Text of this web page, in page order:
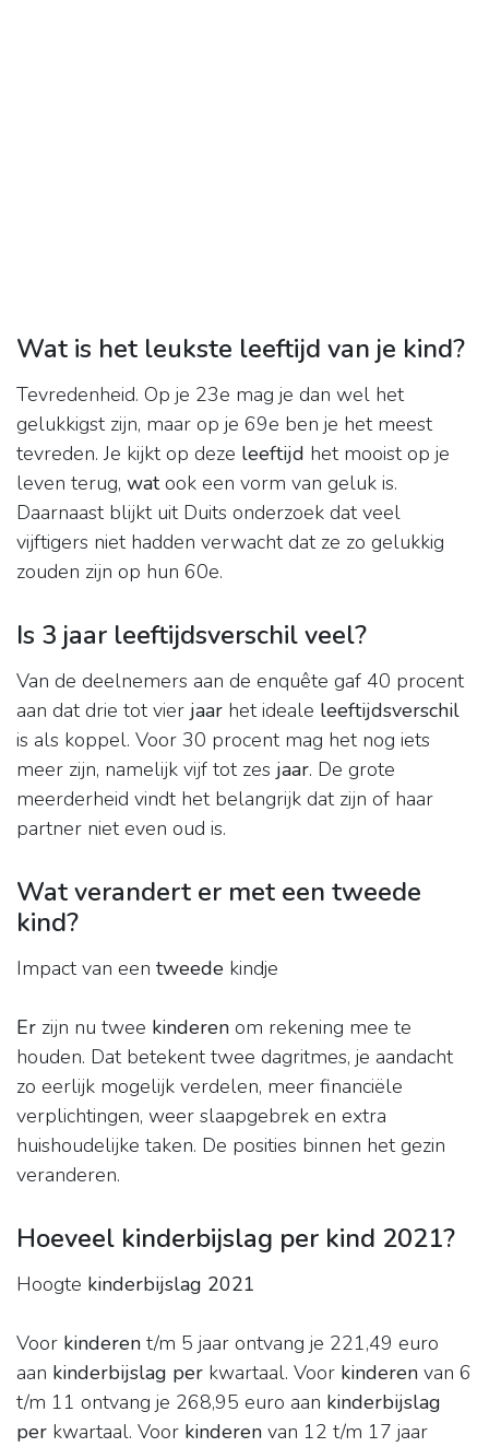
Wat is het leukste leeftijd van je kind?
Tevredenheid. Op je 23e mag je dan wel het
gelukkigst zijn, maar op je 69e ben je het meest
tevreden. Je kijkt op deze leeftijd het mooist op je
leven terug, watook een vorm van geluk is.
Daarnaast blijkt uit Duits onderzoek dat veel
vijftigers niet hadden verwacht dat ze zo gelukkig
zouden zijn op hun 60e.
Is 3 jaar leeftijdsverschil veel?
Van de deelnemers aan de enquête gaf 40 procent
aan dat drie tot vier jaar het ideale leeftijdsverschil
is als koppel. Voor 30 procent mag het nog iets
meer zijn, namelijk vijf tot zes jaar. De grote
meerderheid vindt het belangrijk dat zijn of haar
partner niet even oud is.
Wat verandert er met een tweede
kind?
Impact van een tweede kindje
Er zijn nu twee kinderen om rekening mee te
houden. Dat betekent twee dagritmes, je aandacht
zo eerlijk mogelijk verdelen, meer financiële
verplichtingen, weer slaapgebrek en extra
huishoudelijke taken. De posities binnen het gezin
veranderen.
Hoeveel kinderbijslag per kind 2021?
Hoogte kinderbijslag 2021
Voor kinderen t/m 5 jaar ontvang je 221,49 euro
aan kinderbijslag per kwartaal. Voor kinderen van 6
t/m 11 ontvang je 268,95 euro aan kinderbijslag
per kwartaal. Voor kinderen van 12 t/m 17 jaar